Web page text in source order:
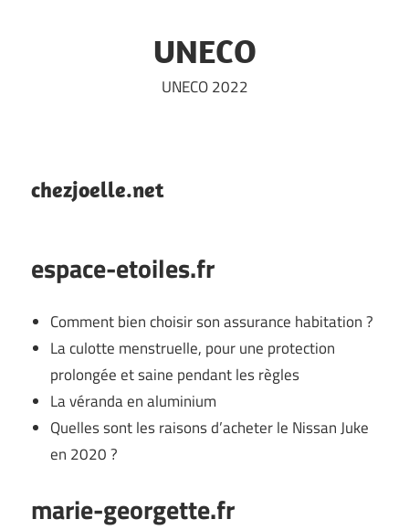
UNECO
UNECO 2022
chezjoelle.net
espace-etoiles.fr
Comment bien choisir son assurance habitation ?
La culotte menstruelle, pour une protection
prolongée et saine pendant les règles
La véranda en aluminium
Quelles sont les raisons d’acheter le Nissan Juke
en 2020 ?
marie-georgette.fr